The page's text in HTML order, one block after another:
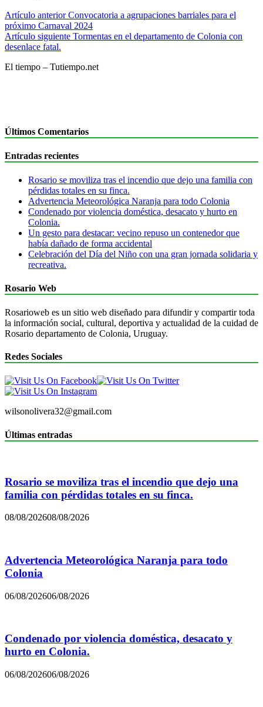
Artículo anterior Convocatoria a agrupaciones barriales para el
próximo Carnaval 2024
Artículo siguiente Tormentas en el departamento de Colonia con
desenlace fatal.
El tiempo – Tutiempo.net
Últimos Comentarios
Entradas recientes
Rosario se moviliza tras el incendio que dejo una familia con
pérdidas totales en su finca.
Advertencia Meteorológica Naranja para todo Colonia
Condenado por violencia doméstica, desacato y hurto en
Colonia.
Un gesto para destacar: vecino repuso un contenedor que
había dañado de forma accidental
Celebración del Día del Niño con una gran jornada solidaria y
recreativa.
Rosario Web
Rosarioweb es un sitio web diseñado para difundir y compartir toda
la información social, cultural, deportiva y actualidad de la cuidad de
Rosario departamento de Colonia, Uruguay.
Redes Sociales
wilsonolivera32@gmail.com
Últimas entradas
Rosario se moviliza tras el incendio que dejo una
familia con pérdidas totales en su finca.
08/08/202608/08/2026
Advertencia Meteorológica Naranja para todo
Colonia
06/08/202606/08/2026
Condenado por violencia doméstica, desacato y
hurto en Colonia.
06/08/202606/08/2026